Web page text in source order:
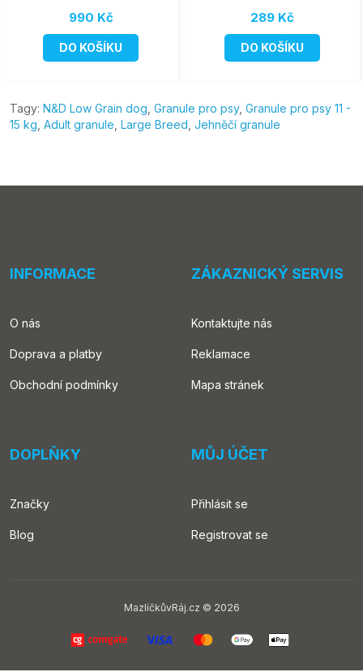
990 Kč
DO KOŠÍKU
289 Kč
DO KOŠÍKU
Tagy: N&D Low Grain dog Granule pro psy, Granule pro psy 11 -
15 kg Adult granule Large Breed Jehněčí granule
INFORMACE
O nás
Doprava a platby
Obchodní podmínky
ZÁKAZNICKÝ SERVIS
Kontaktujte nás
Reklamace
Mapa stránek
DOPLŇKY
Značky
Blog
MŮJ ÚČET
Přihlásit se
Registrovat se
MazlíčkůvRáj.cz © 2026